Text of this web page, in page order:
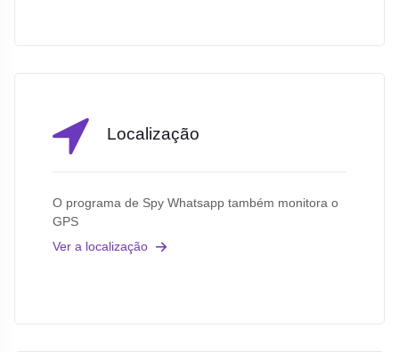
Localização
O programa de Spy Whatsapp também monitora o
GPS
Ver a localização